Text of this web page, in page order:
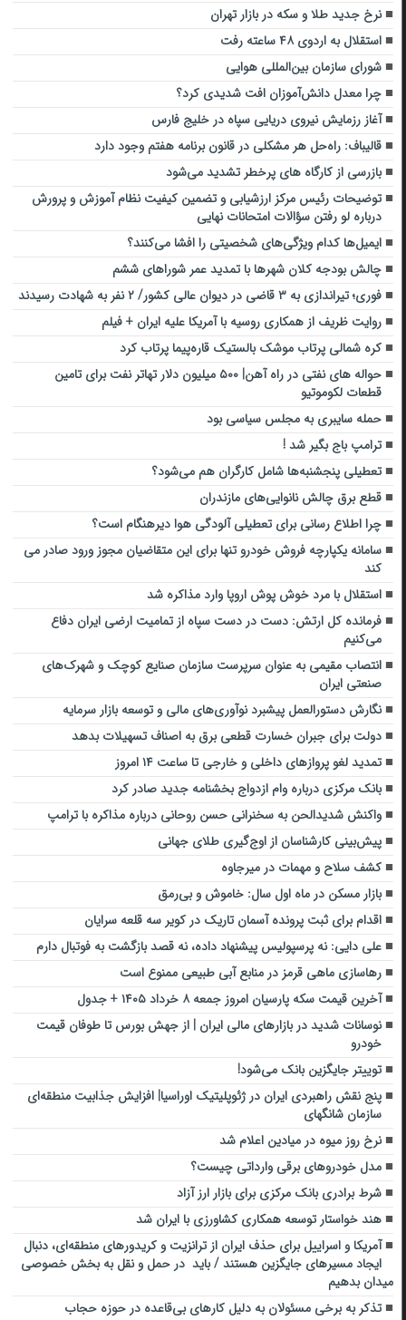
نرخ جدید طلا و سکه در بازار تهران
استقلال به اردوی ۴۸ ساعته رفت
شورای سازمان بین‌المللی هوایی
چرا معدل دانش‌آموزان افت شدیدی کرد؟
آغاز رزمایش نیروی دریایی سپاه در خلیج فارس
قالیباف: راه‌حل هر مشکلی در قانون برنامه هفتم وجود دارد
بازرسی از کارگاه های پرخطر تشدید می‌شود
توضیحات رئیس مرکز ارزشیابی و تضمین کیفیت نظام آموزش و پرورش
درباره لو رفتن سؤالات امتحانات نهایی
ایمیل‌ها کدام ویژگی‌های شخصیتی را افشا می‌کنند؟
چالش بودجه کلان شهرها با تمدید عمر شوراهای ششم
فوری؛ تیراندازی به ۳ قاضی در دیوان عالی کشور/ ۲ نفر به شهادت رسیدند
روایت ظریف از همکاری روسیه با آمریکا علیه ایران + فیلم
کره شمالی پرتاب موشک بالستیک قاره‌پیما پرتاب کرد
حواله های نفتی در راه آهن| ۵۰۰ میلیون دلار تهاتر نفت برای تامین
قطعات لکوموتیو
حمله سایبری به مجلس سیاسی بود
ترامپ باج بگیر شد !
تعطیلی پنجشنبه‌ها شامل کارگران هم می‌شود؟
قطع برق چالش نانوایی‌های مازندران
چرا اطلاع رسانی برای تعطیلی آلودگی هوا دیرهنگام است؟
سامانه یکپارچه فروش خودرو تنها برای این متقاضیان مجوز ورود صادر می
کند
استقلال با مرد خوش پوش اروپا وارد مذاکره شد
فرمانده کل ارتش: دست در دست سپاه از تمامیت ارضی ایران دفاع
می‌کنیم
انتصاب مقیمی به عنوان سرپرست سازمان صنایع کوچک و شهرک‌های
صنعتی ایران
نگارش دستورالعمل پیشبرد نوآوری‌های مالی و توسعه بازار سرمایه
دولت برای جبران خسارت قطعی برق به اصناف تسهیلات بدهد
تمدید لغو پروازهای داخلی و خارجی تا ساعت ۱۴ امروز
بانک مرکزی درباره وام ازدواج بخشنامه جدید صادر کرد
واکنش شدیدالحن به سخنرانی حسن روحانی درباره مذاکره با ترامپ
پیش‌بینی کارشناسان از اوج‌گیری طلای جهانی
کشف سلاح و مهمات در میرجاوه
بازار مسکن در ماه اول سال: خاموش و بی‌رمق
اقدام برای ثبت پرونده آسمان تاریک در کویر سه قلعه سرایان
علی دایی: نه پرسپولیس پیشنهاد داده، نه قصد بازگشت به فوتبال دارم
رهاسازی ماهی قرمز در منابع آبی طبیعی ممنوع است
آخرین قیمت سکه پارسیان امروز جمعه ۸ خرداد ۱۴۰۵ + جدول
نوسانات شدید در بازارهای مالی ایران | از جهش بورس تا طوفان قیمت
خودرو
توییتر جایگزین بانک‌ می‌شود!
پنج نقش راهبردی ایران در ژئوپلیتیک اوراسیا| افزایش جذابیت منطقه‌ای
سازمان شانگهای
نرخ روز میوه در میادین اعلام شد
مدل خودروهای برقی وارداتی چیست؟
شرط برادری بانک مرکزی برای بازار ارز آزاد
هند خواستار توسعه همکاری کشاورزی با ایران شد
آمریکا و اسراییل برای حذف ایران از ترانزیت و کریدورهای منطقه‌ای، دنبال
ایجاد مسیرهای جایگزین هستند / باید در حمل و نقل به بخش خصوصی
میدان بدهیم
تذکر به برخی مسئولان به دلیل کارهای بی‌قاعده در حوزه حجاب